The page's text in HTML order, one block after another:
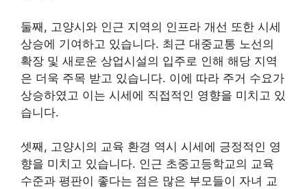
둘째, 고양시와 인근 지역의 인프라 개선 또한 시세
상승에 기여하고 있습니다. 최근 대중교통 노선의
확장 및 새로운 상업시설의 입주로 인해 해당 지역
은 더욱 주목 받고 있습니다. 이에 따라 주거 수요가
상승하였고 이는 시세에 직접적인 영향을 미치고 있
습니다.
셋째, 고양시의 교육 환경 역시 시세에 긍정적인 영
향을 미치고 있습니다. 인근 초중고등학교의 교육
수준과 평판이 좋다는 점은 많은 부모들이 자녀 교